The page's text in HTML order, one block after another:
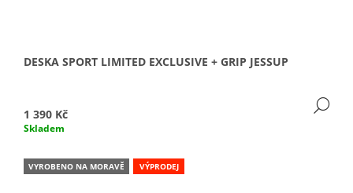
DESKA SPORT LIMITED EXCLUSIVE + GRIP JESSUP
1 390 Kč
Skladem
VYROBENO NA MORAVĚ VÝPRODEJ